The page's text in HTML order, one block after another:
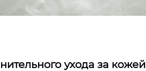
ухода за кожей